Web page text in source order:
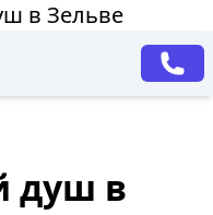
в Зельве
душ в